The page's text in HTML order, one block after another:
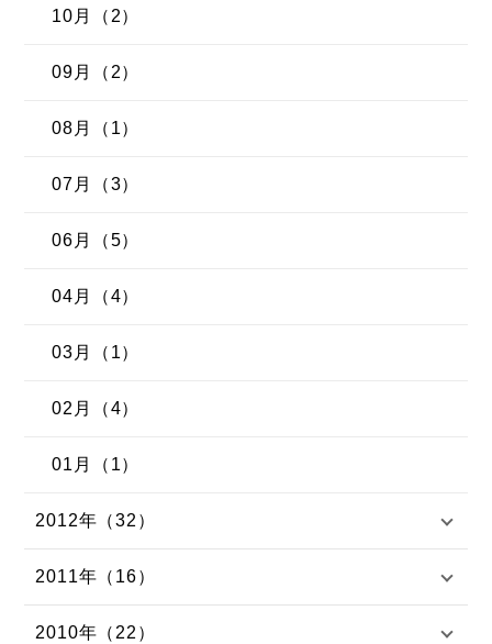
10月（2）
09月（2）
08月（1）
07月（3）
06月（5）
04月（4）
03月（1）
02月（4）
01月（1）
2012年（32）
2011年（16）
2010年（22）